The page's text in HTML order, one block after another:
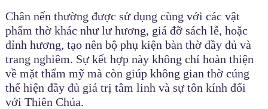
Chân nến thường được sử dụng cùng với các vật
phẩm thờ khác như lư hương, giá đỡ sách lễ, hoặc
đỉnh hương, tạo nên bộ phụ kiện bàn thờ đầy đủ và
trang nghiêm. Sự kết hợp này không chỉ hoàn thiện
về mặt thẩm mỹ mà còn giúp không gian thờ cúng
thể hiện đầy đủ giá trị tâm linh và sự tôn kính đối
với Thiên Chúa.